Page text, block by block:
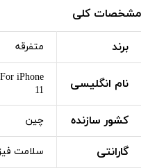
مشخصات کلی
برند متفرقه
نام انگلیسی
iPhone
11
کشور سازنده چین
گارانتی سلامت